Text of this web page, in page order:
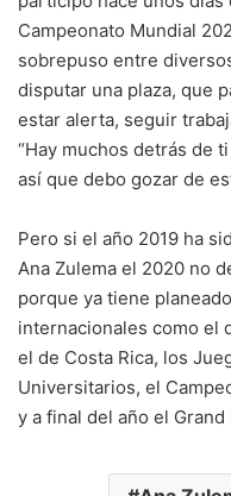
Campeonato Mundial
sobrepuso entre
disputar una plaza, que
estar alerta, seguir
“Hay muchos detrás de
así que debo gozar de
Pero si el año 2019 ha
Ana Zulema el 2020 no
porque ya tiene
internacionales como el
el de Costa Rica, los
Universitarios, el
y a final del año el Grand